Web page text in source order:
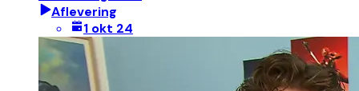
Aflevering
1 okt 24